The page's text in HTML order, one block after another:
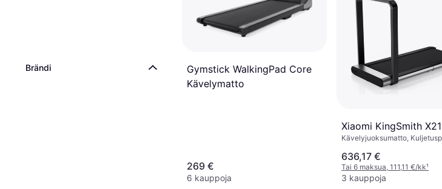
Brändi
Gymstick WalkingPad Core
Kävelymatto
269 €
6 kauppoja
Xiaomi KingSmith X21
Kävelyjuoksumatto,
636,17 €
Tai 6 maksua, 111,11 €/kk¹
3 kauppoja